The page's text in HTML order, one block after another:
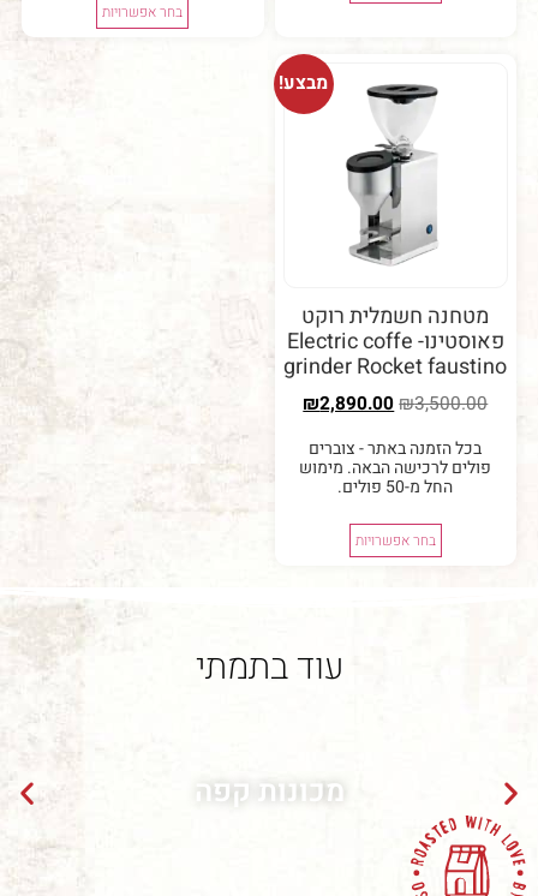
בחר אפשרויות
מבצע!
חשמלית רוקט
פאוסטינו- Electric coffe
grinder Rocket
₪
₪2,890.00
הזמנה באתר - צוברים
לרכישה הבאה. מימוש
בחר אפשרויות
עוד בתמתי
מכונות קפה